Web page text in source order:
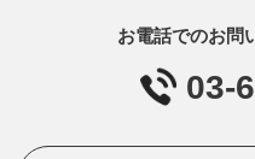
お電話でのお問
03-